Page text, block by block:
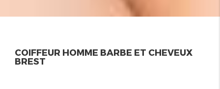
COIFFEUR HOMME BARBE ET CHEVEUX
BREST